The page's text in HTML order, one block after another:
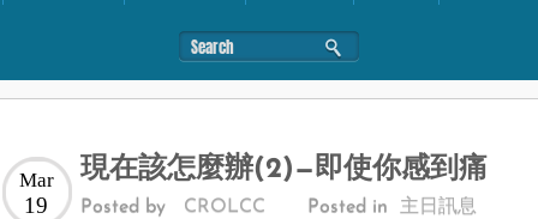
現在該怎麼辦(2)—即使你感到痛
Mar
19 Posted by CROLCC Posted in 主日訊息